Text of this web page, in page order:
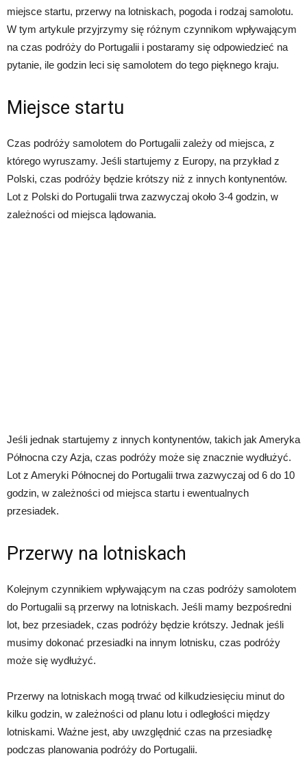
miejsce startu, przerwy na lotniskach, pogoda i rodzaj samolotu.
W tym artykule przyjrzymy się różnym czynnikom wpływającym
na czas podróży do Portugalii i postaramy się odpowiedzieć na
pytanie, ile godzin leci się samolotem do tego pięknego kraju.
Miejsce startu
Czas podróży samolotem do Portugalii zależy od miejsca, z
którego wyruszamy. Jeśli startujemy z Europy, na przykład z
Polski, czas podróży będzie krótszy niż z innych kontynentów.
Lot z Polski do Portugalii trwa zazwyczaj około 3-4 godzin, w
zależności od miejsca lądowania.
Jeśli jednak startujemy z innych kontynentów, takich jak Ameryka
Północna czy Azja, czas podróży może się znacznie wydłużyć.
Lot z Ameryki Północnej do Portugalii trwa zazwyczaj od 6 do 10
godzin, w zależności od miejsca startu i ewentualnych
przesiadek.
Przerwy na lotniskach
Kolejnym czynnikiem wpływającym na czas podróży samolotem
do Portugalii są przerwy na lotniskach. Jeśli mamy bezpośredni
lot, bez przesiadek, czas podróży będzie krótszy. Jednak jeśli
musimy dokonać przesiadki na innym lotnisku, czas podróży
może się wydłużyć.
Przerwy na lotniskach mogą trwać od kilkudziesięciu minut do
kilku godzin, w zależności od planu lotu i odległości między
lotniskami. Ważne jest, aby uwzględnić czas na przesiadkę
podczas planowania podróży do Portugalii.